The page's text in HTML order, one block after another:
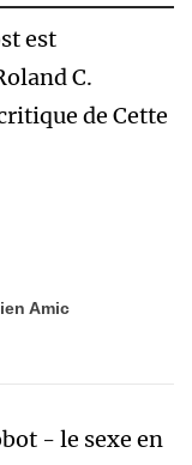
est
C.
de Cette
Amic